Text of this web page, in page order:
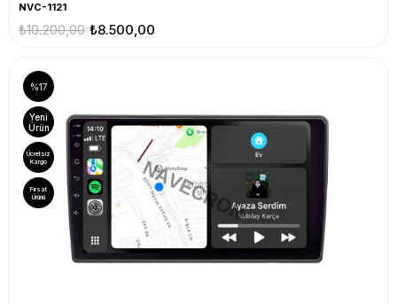
NVC-1121
₺8.500,00
₺10.200,00
%17
Yeni
Ürün
Ücretsiz
Kargo
Fırsat
Ürünü